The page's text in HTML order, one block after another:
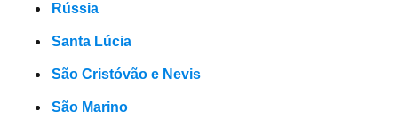
Rússia
Santa Lúcia
São Cristóvão e Nevis
São Marino